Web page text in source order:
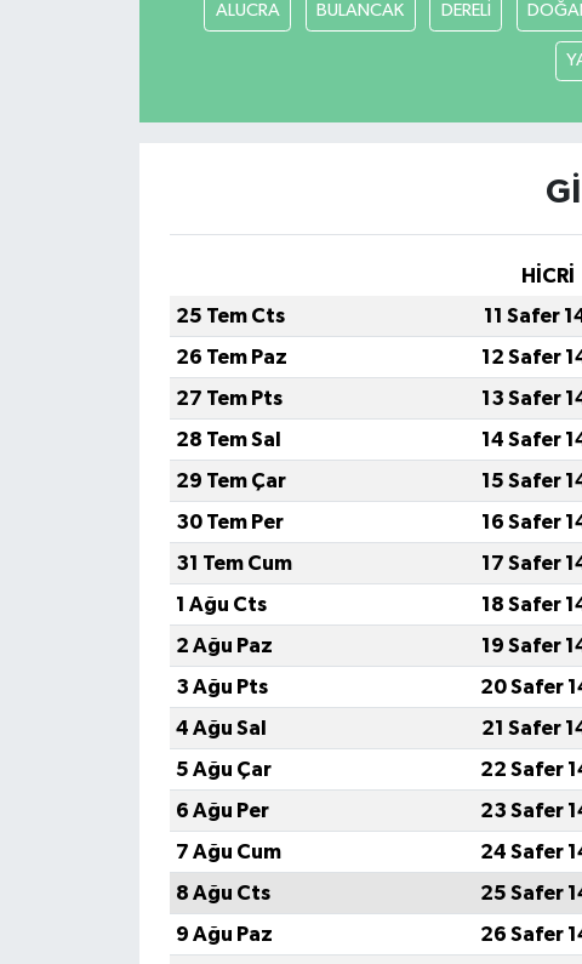
ALUCRA BULANCAK DERELİ
HİCRİ
25 Tem Cts
11 Safer
26 Tem Paz
12 Safer
27 Tem Pts
13 Safer
28 Tem Sal
14 Safer
29 Tem Çar
15 Safer
30 Tem Per
16 Safer
31 Tem Cum
17 Safer
1 Ağu Cts
18 Safer
2 Ağu Paz
19 Safer
3 Ağu Pts
20 Safer
4 Ağu Sal
21 Safer
5 Ağu Çar
22 Safer
6 Ağu Per
23 Safer
7 Ağu Cum
24 Safer
8 Ağu Cts
25 Safer
9 Ağu Paz
26 Safer